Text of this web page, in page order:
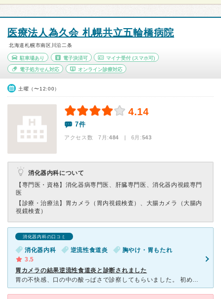
医療法人為久会 札幌共立五輪橋病院
北海道札幌市南区川沿二条
駐車場あり 電子決済可 マイナ受付 (スマホ可)
電子処方せん対応 オンライン診療対応
土曜（〜12:00）
4.14
7件
アクセス数 7月:484 | 6月:543
消化器内科について
【専門医・資格】 消化器病専門医、肝臓専門医、消化器内視鏡専門
医
【診療・治療法】 胃カメラ（胃内視鏡検査）、大腸カメラ（大腸内
視鏡検査）
消化器内科の口コミ
消化器内科 逆流性食道炎
胸やけ・胃もたれ
3.5
胃カメラの結果逆流性食道炎と診断されました
胃の不快感、口の中の酸っぱさで診察してもらいました。 初めは、問診でいろいろ聞かれ 「それは逆流性食道炎の可能性が高い」ということで薬を飲んでましたが、良くならず胃カメラを飲むことになりました。